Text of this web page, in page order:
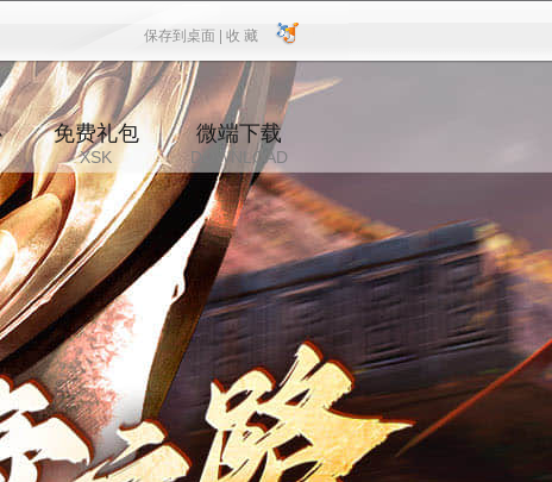
保存到桌面 |
保存到桌面 收 藏
收 藏
免费礼包
XSK
微端下载
DOWNLOAD